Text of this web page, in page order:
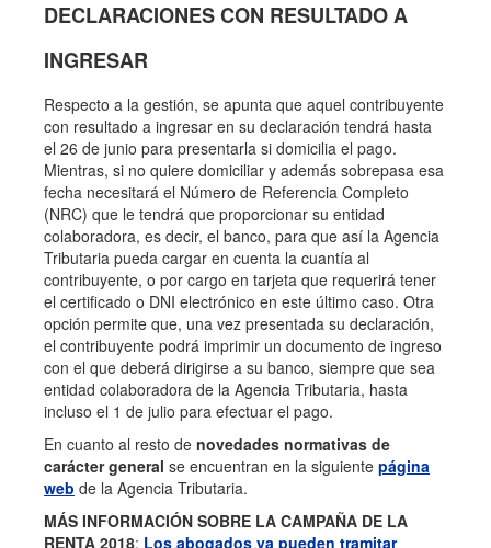
DECLARACIONES CON RESULTADO A
INGRESAR
Respecto a la gestión, se apunta que aquel contribuyente
con resultado a ingresar en su declaración tendrá hasta
el 26 de junio para presentarla si domicilia el pago.
Mientras, si no quiere domiciliar y además sobrepasa esa
fecha necesitará el Número de Referencia Completo
(NRC) que le tendrá que proporcionar su entidad
colaboradora, es decir, el banco, para que así la Agencia
Tributaria pueda cargar en cuenta la cuantía al
contribuyente, o por cargo en tarjeta que requerirá tener
el certificado o DNI electrónico en este último caso. Otra
opción permite que, una vez presentada su declaración,
el contribuyente podrá imprimir un documento de ingreso
con el que deberá dirigirse a su banco, siempre que sea
entidad colaboradora de la Agencia Tributaria, hasta
incluso el 1 de julio para efectuar el pago.
En cuanto al resto de novedades normativas de
carácter general se encuentran en la siguiente página
web de la Agencia Tributaria.
MÁS INFORMACIÓN SOBRE LA CAMPAÑA DE LA
RENTA 2018: Los abogados ya pueden tramitar